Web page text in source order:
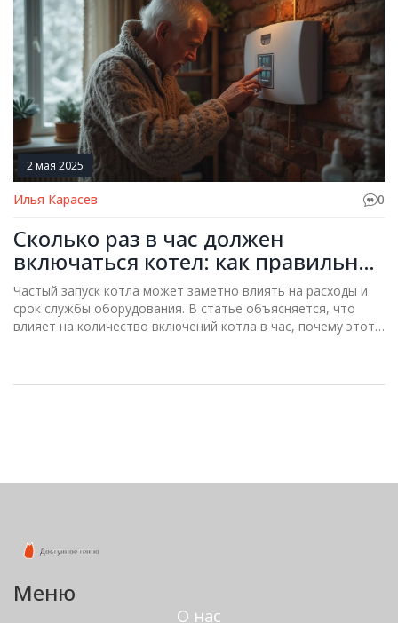
2 мая 2025
Илья Карасев 0
Сколько раз в час должен
включаться котел: как правильно
подобрать режим
Частый запуск котла может заметно влиять на расходы и
срок службы оборудования. В статье объясняется, что
влияет на количество включений котла в час, почему этот
Меню
О нас